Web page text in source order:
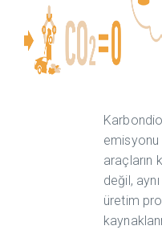
araçların
değil,
üretim